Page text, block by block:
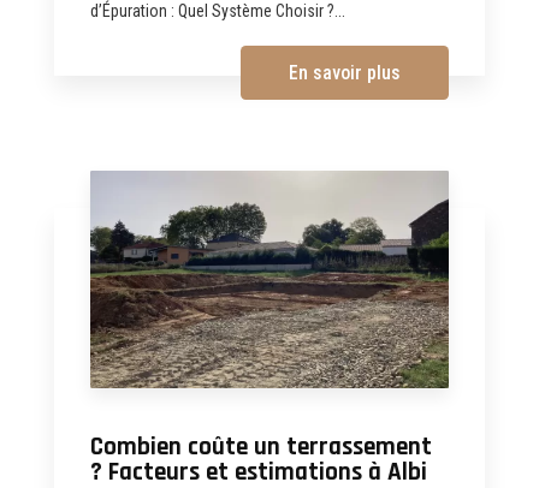
d’Épuration : Quel Système Choisir ?...
En savoir plus
Combien coûte un terrassement
? Facteurs et estimations à Albi